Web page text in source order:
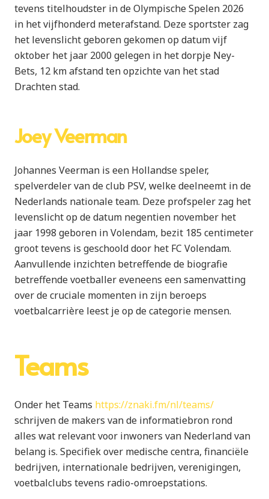
tevens titelhoudster in de Olympische Spelen 2026
in het vijfhonderd meterafstand. Deze sportster zag
het levenslicht geboren gekomen op datum vijf
oktober het jaar 2000 gelegen in het dorpje Ney-
Bets, 12 km afstand ten opzichte van het stad
Drachten stad.
Joey Veerman
Johannes Veerman is een Hollandse speler,
spelverdeler van de club PSV, welke deelneemt in de
Nederlands nationale team. Deze profspeler zag het
levenslicht op de datum negentien november het
jaar 1998 geboren in Volendam, bezit 185 centimeter
groot tevens is geschoold door het FC Volendam.
Aanvullende inzichten betreffende de biografie
betreffende voetballer eveneens een samenvatting
over de cruciale momenten in zijn beroeps
voetbalcarrière leest je op de categorie mensen.
Teams
Onder het Teams https://znaki.fm/nl/teams/
schrijven de makers van de informatiebron rond
alles wat relevant voor inwoners van Nederland van
belang is. Specifiek over medische centra, financiële
bedrijven, internationale bedrijven, verenigingen,
voetbalclubs tevens radio-omroepstations.